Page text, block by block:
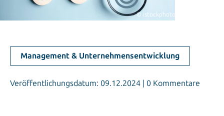
© istockphoto.com/champpixs
Management & Unternehmensentwicklung
Veröffentlichungsdatum: 09.12.2024 | 0 Kommentare